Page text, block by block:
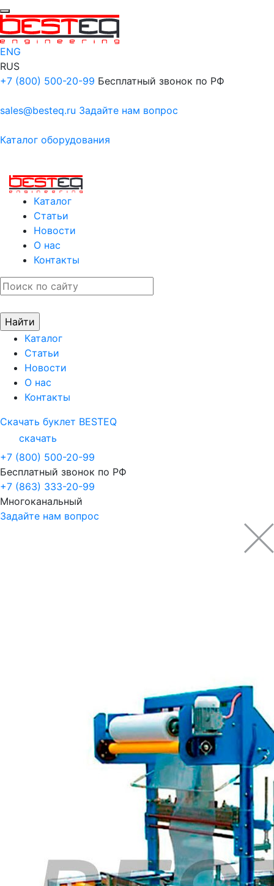
ENG
RUS
+7 (800) 500-20-99 Бесплатный звонок по РФ
sales@besteq.ru Задайте нам вопрос
Каталог оборудования
Каталог
Статьи
Новости
О нас
Контакты
Каталог
Статьи
Новости
О нас
Контакты
Скачать буклет BESTEQ
скачать
+7 (800) 500-20-99
Бесплатный звонок по РФ
+7 (863) 333-20-99
Многоканальный
Задайте нам вопрос